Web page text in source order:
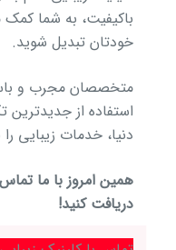
باکیفیت، به شما کمک
خودتان تبدیل شوید.
متخصصان مجرب و
استفاده از جدیدترین
دنیا، خدمات زیبایی
همین امروز با ما
دریافت کنید!